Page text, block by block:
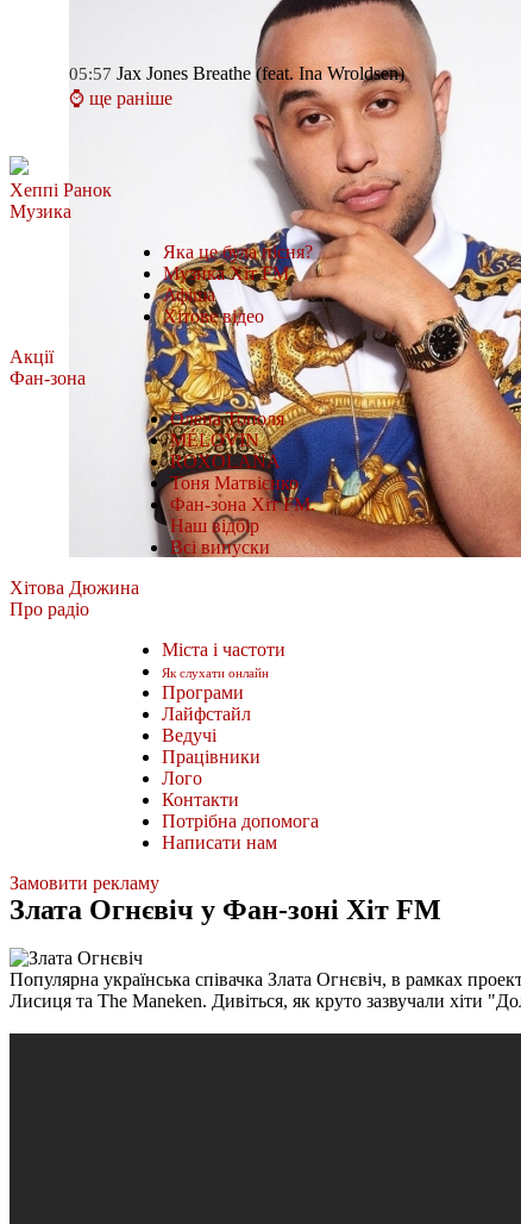
05:57 Jax Jones Breathe (feat. Ina Wroldsen)
⌚ ще раніше
Хеппі Ранок
Музика
Яка це була пісня?
Музика Хіт FM
Афіша
Хітове відео
Акції
Фан-зона
Олена Тополя
MÉLOVIN
ROXOLANA
Тоня Матвієнко
Фан-зона Хіт FM.
Наш відбір
Всі випуски
Хітова Дюжина
Про радіо
Міста і частоти
Як слухати онлайн
Програми
Лайфстайл
Ведучі
Працівники
Лого
Контакти
Потрібна допомога
Написати нам
Замовити рекламу
Злата Огнєвіч у Фан-зоні Хіт FM
Популярна українська співачка Злата Огнєвіч, в рамках
Лисиця та The Maneken. Дивіться, як круто зазвучали хіти